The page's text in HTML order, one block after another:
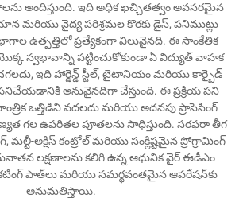
అందిస్తుంది. ఇది అధిక ఖచ్చితత్వం అవసరమైన
మరియు వైద్య పరిశ్రమల కొరకు డైస్, పనిముట్లు
ఉత్పత్తిలో ప్రత్యేకంగా విలువైనది. ఈ సాంకేతిక
స్వభావాన్ని పట్టించుకోకుండా ఏ విద్యుత్ వాహక
ఇది హార్డెన్డ్ స్టీల్, టైటానియం మరియు కార్బైడ్
అనువైనదిగా చేస్తుంది. ఈ ప్రక్రియ పని
ఒత్తిడిని వదలదు మరియు అదనపు ప్రాసెసింగ్
గల ఉపరితల పూతలను సాధిస్తుంది. సరఫరా తీగ
అక్షిస్ కంట్రోల్ మరియు సంక్లిష్టమైన ప్రోగ్రామింగ్
లక్షణాలను కలిగి ఉన్న ఆధునిక వైర్ ఈడీఎం
కటింగ్ పాత్‌లు మరియు సమర్థవంతమైన ఆపరేషన్‌కు
అనుమతిస్తాయి.